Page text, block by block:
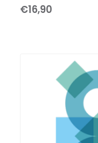
€16,90